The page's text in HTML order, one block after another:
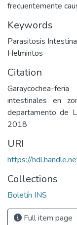
frecuentemente
Keywords
Parasitosis
Helmintos
Citation
Garaycochea-
intestinales en
departamento de
2018
URI
https://
Collections
Boletín INS
Full item page